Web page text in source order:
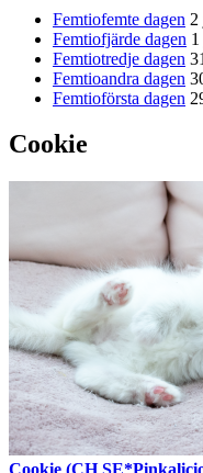
Femtiofemte dagen 2
Femtiofjärde dagen
Femtiotredje dagen
Femtioandra dagen
Femtioförsta dagen
Cookie